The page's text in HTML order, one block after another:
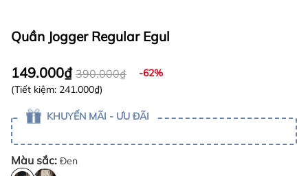
Quần Jogger Regular Egul
149.000₫ 390.000₫
-62%
(Tiết kiệm: 241.000₫)
KHUYẾN MÃI - ƯU ĐÃI
Màu sắc: Đen